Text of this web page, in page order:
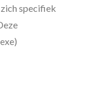
specifiek